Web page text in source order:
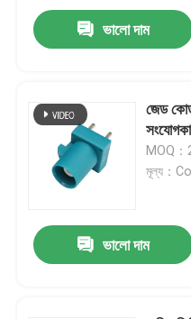
এইচএসডি কেবল সমাবেশ
FAKRA সমাক্ষ তারের
FAKRA অ্যান্টেনা অ্যাডাপ্টার
ফাকরা এইচএসডি কেবল
ভালো দাম
জেড
MOQ：
মূল্য：
ভালো দাম